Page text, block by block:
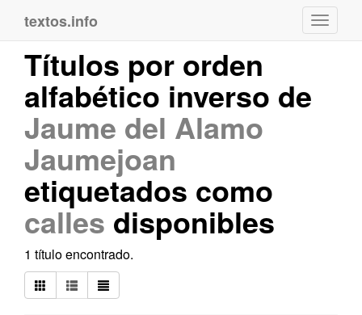
textos.info
Títulos por orden
alfabético inverso de
Jaume del Alamo
Jaumejoan
etiquetados como
calles disponibles
1 título encontrado.